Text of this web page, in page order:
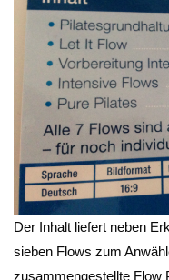
Der Inhalt liefert neben
sieben Flows zum
zusammengestellte Flow